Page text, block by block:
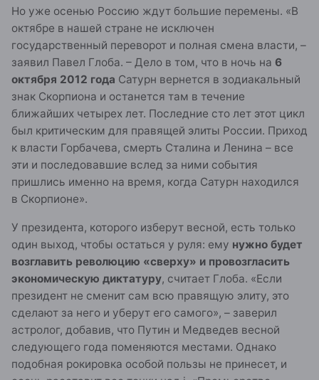
Но уже осенью Россию ждут большие перемены. «В
октябре в нашей стране не исключен
государственный переворот и полная смена власти, –
заявил Павел Глоба. – Дело в том, что в ночь на 6
октября 2012 года Сатурн вернется в зодиакальный
знак Скорпиона и останется там в течение
ближайших четырех лет. Последние сто лет этот цикл
был критическим для правящей элиты России. Приход
к власти Горбачева, смерть Сталина и Ленина – все
эти и последовавшие вслед за ними события
пришлись именно на время, когда Сатурн находился
в Скорпионе».
У президента, которого изберут весной, есть только
один выход, чтобы остаться у руля: ему нужно будет
возглавить революцию «сверху» и провозгласить
экономическую диктатуру, считает Глоба. «Если
президент не сменит сам всю правящую элиту, это
сделают за него и уберут его самого», – заверил
астролог, добавив, что Путин и Медведев весной
следующего года поменяются местами. Однако
подобная рокировка особой пользы не принесет, и